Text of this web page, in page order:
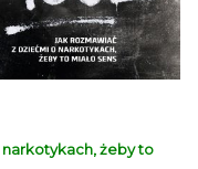
narkotykach, żeby to